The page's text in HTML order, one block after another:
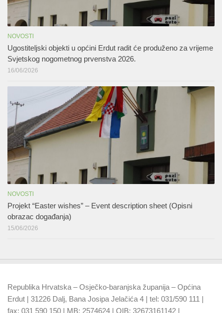
NOVOSTI
Ugostiteljski objekti u općini Erdut radit će produženo za vrijeme
Svjetskog nogometnog prvenstva 2026.
16/06/2026
NOVOSTI
Projekt “Easter wishes” – Event description sheet (Opisni
obrazac događanja)
15/06/2026
Republika Hrvatska – Osječko-baranjska županija – Općina
Erdut | 31226 Dalj, Bana Josipa Jelačića 4 | tel: 031/590 111 |
fax: 031 590 150 | MB: 2574624 | OIB: 32673161142 |